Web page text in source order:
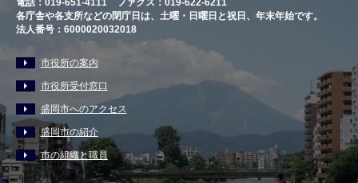
電話：019-651-4111 ファクス：019-622-6211
各庁舎や各支所などの閉庁日は、土曜・日曜日と祝日、年末年始です。
法人番号：6000020032018
市役所の案内
市役所受付窓口
盛岡市へのアクセス
盛岡市の紹介
市の組織と職員